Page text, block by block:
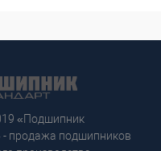
«Подшипник
- продажа подшипников